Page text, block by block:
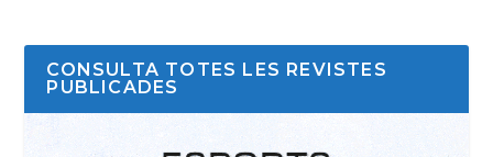
CONSULTA TOTES LES REVISTES
PUBLICADES